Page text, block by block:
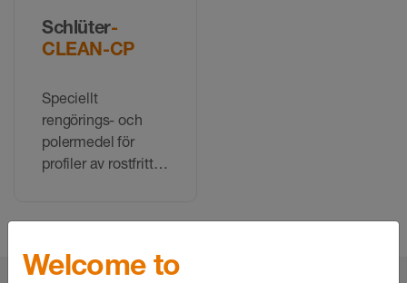
Schlüter-
CLEAN-CP
Speciellt
rengörings- och
polermedel för
profiler av rostfritt
Welcome to